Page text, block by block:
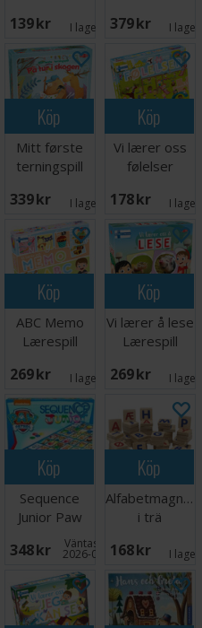
139 SEK I lager: 4379 SEK I lager:
Köp
Mitt første
terningspill
339 SEK I lager:
Köp
Vi lærer oss
følelser
178 SEK I lager:
Köp
ABC Memo
Lærespill
269 SEK I lager: 2
Köp
Vi lærer å lese
Lærespill
269 SEK I lager:
Köp
Sequence
Junior Paw
Patrol
Brädspel
348 SEK Väntas in:
2026-08-15
Köp
Alfabetmagneter
i trä
168 SEK I lager: